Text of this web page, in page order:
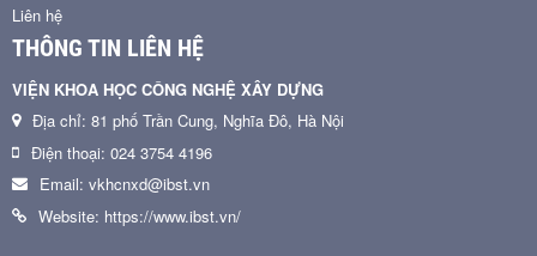
Liên hệ
THÔNG TIN LIÊN HỆ
VIỆN KHOA HỌC CÔNG NGHỆ XÂY DỰNG
Địa chỉ: 81 phố Trần Cung, Nghĩa Đô, Hà Nội
Điện thoại: 024 3754 4196
Email: vkhcnxd@ibst.vn
Website: https://www.ibst.vn/